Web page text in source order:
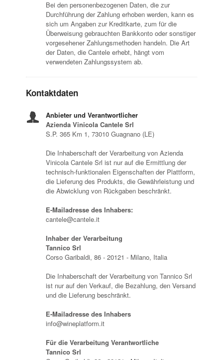
Bei den personenbezogenen Daten, die zur
Durchführung der Zahlung erhoben werden, kann es
sich um Angaben zur Kreditkarte, zum für die
Überweisung gebrauchten Bankkonto oder sonstiger
vorgesehener Zahlungsmethoden handeln. Die Art
der Daten, die Cantele erhebt, hängt vom
verwendeten Zahlungssystem ab.
Kontaktdaten
Anbieter und Verantwortlicher
Azienda Vinicola Cantele Srl
S.P. 365 Km 1, 73010 Guagnano (LE)
Die Inhaberschaft der Verarbeitung von Azienda
Vinicola Cantele Srl ist nur auf die Ermittlung der
technisch-funktionalen Eigenschaften der Plattform,
die Lieferung des Produkts, die Gewährleistung und
die Abwicklung von Rückgaben beschränkt.
E-Mailadresse des Inhabers:
cantele@cantele.it
Inhaber der Verarbeitung
Tannico Srl
Corso Garibaldi, 86 - 20121 - Milano, Italia
Die Inhaberschaft der Verarbeitung von Tannico Srl
ist nur auf den Verkauf, die Bezahlung, den Versand
und die Lieferung beschränkt.
E-Mailadresse des Inhabers
info@wineplatform.it
Für die Verarbeitung Verantwortliche
Tannico Srl